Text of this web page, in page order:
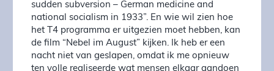
sudden subversion – German medicine and
national socialism in 1933”. En wie wil zien hoe
het T4 programma er uitgezien moet hebben, kan
de film “Nebel im August” kijken. Ik heb er een
nacht niet van geslapen, omdat ik me opnieuw
ten volle realiseerde wat mensen elkaar aandoen